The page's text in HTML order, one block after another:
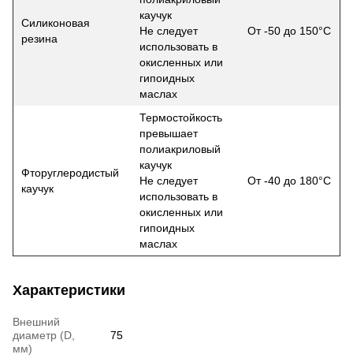
Силиконовая
резина
каучук
Не следует
использовать в
окисленных или
гипоидных
маслах
От -50 до 150°С
Фторуглеродистый
каучук
Термостойкость
превышает
полиакриловый
каучук
Не следует
использовать в
окисленных или
гипоидных
маслах
От -40 до 180°С
Характеристики
Внешний
диаметр (D,
мм)
75